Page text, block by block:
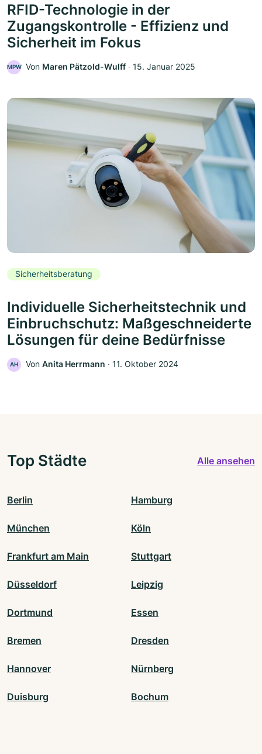
RFID-Technologie in der
Zugangskontrolle - Effizienz und
Sicherheit im Fokus
MPW Von Maren Pätzold-Wulff ‧ 15. Januar 2025
Sicherheitsberatung
Individuelle Sicherheitstechnik und
Einbruchschutz: Maßgeschneiderte
Lösungen für deine Bedürfnisse
AH Von Anita Herrmann ‧ 11. Oktober 2024
Top Städte Alle ansehen
Berlin Hamburg
München Köln
Frankfurt am Main Stuttgart
Düsseldorf Leipzig
Dortmund Essen
Bremen Dresden
Hannover Nürnberg
Duisburg Bochum